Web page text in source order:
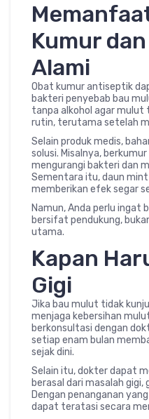
Kumur
Alami
Obat kumur antiseptik
bakteri penyebab bau
tanpa alkohol agar mulut
rutin, terutama setelah
Selain produk medis,
solusi. Misalnya,
mengurangi bakteri dan
Sementara itu, daun
memberikan efek segar
Namun, Anda perlu ingat
bersifat pendukung,
utama.
Kapan
Gigi
Jika bau mulut tidak
menjaga kebersihan
berkonsultasi dengan
setiap enam bulan
sejak dini.
Selain itu, dokter dapat
berasal dari masalah gigi,
Dengan penanganan
dapat teratasi secara